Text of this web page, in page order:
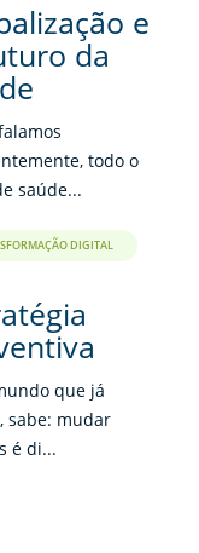
e
da
todo o
saúde...
DIGITAL
que já
sabe: mudar
é di...